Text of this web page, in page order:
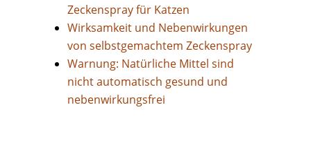
Zeckenspray für Katzen
Wirksamkeit und Nebenwirkungen
von selbstgemachtem Zeckenspray
Warnung: Natürliche Mittel sind
nicht automatisch gesund und
nebenwirkungsfrei